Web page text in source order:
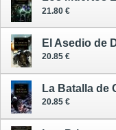
21.80 €
20.85 €
La Batalla de
20.85 €